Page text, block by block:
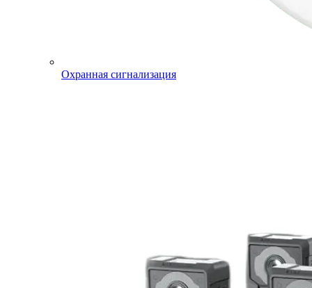
Охранная сигнализация